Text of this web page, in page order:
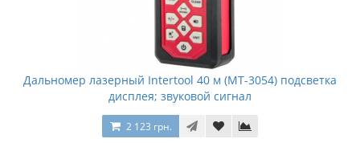
Дальномер лазерный Intertool 40 м (MT-3054) подсветка
дисплея; звуковой сигнал
2 123 грн.